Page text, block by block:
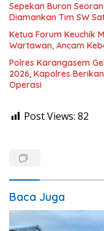
Sepekan Buron
Diamankan Tim SW
Ketua Forum Keuchik
Wartawan, Ancam
Polres Karangasem
2026, Kapolres
Operasi
Post Views: 82
Baca Juga